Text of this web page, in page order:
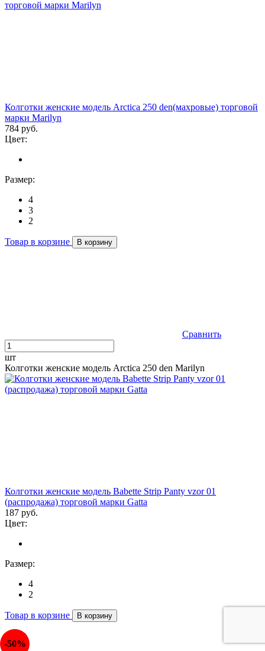
-50%
Колготки женские модель Arctica 250 den(махровые) торговой
марки Marilyn
784 руб.
Цвет:
Размер:
4
3
2
Товар в корзине В корзину
Сравнить
шт
Колготки женские модель Arctica 250 den Marilyn
Колготки женские модель Babette Strip Panty vzor 01
(распродажа) торговой марки Gatta
187 руб.
Цвет:
Размер:
4
2
Товар в корзине В корзину